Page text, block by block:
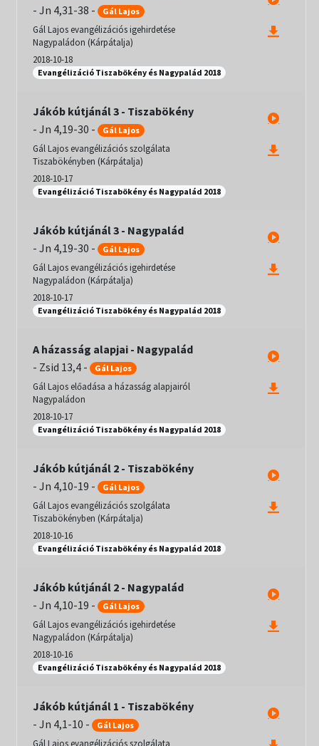
-Jn 4,31-38 - Gál Lajos
Gál Lajos evangélizációs igehirdetése
Nagypaládon (Kárpátalja)
2018-10-18
Evangélizáció Tiszabökény és Nagypalád 2018
Jákób kútjánál 3 - Tiszabökény
-Jn 4,19-30 - Gál Lajos
Gál Lajos evangélizációs szolgálata
Tiszabökényben (Kárpátalja)
2018-10-17
Evangélizáció Tiszabökény és Nagypalád 2018
Jákób kútjánál 3 - Nagypalád
-Jn 4,19-30 - Gál Lajos
Gál Lajos evangélizációs igehirdetése
Nagypaládon (Kárpátalja)
2018-10-17
Evangélizáció Tiszabökény és Nagypalád 2018
A házasság alapjai - Nagypalád
- Zsid 13,4 - Gál Lajos
Gál Lajos előadása a házasság alapjairól
Nagypaládon
2018-10-17
Evangélizáció Tiszabökény és Nagypalád 2018
Jákób kútjánál 2 - Tiszabökény
-Jn 4,10-19 - Gál Lajos
Gál Lajos evangélizációs szolgálata
Tiszabökényben (Kárpátalja)
2018-10-16
Evangélizáció Tiszabökény és Nagypalád 2018
Jákób kútjánál 2 - Nagypalád
-Jn 4,10-19 - Gál Lajos
Gál Lajos evangélizációs igehirdetése
Nagypaládon (Kárpátalja)
2018-10-16
Evangélizáció Tiszabökény és Nagypalád 2018
Jákób kútjánál 1 - Tiszabökény
-Jn 4,1-10 - Gál Lajos
Gál Lajos evangélizációs szolgálata